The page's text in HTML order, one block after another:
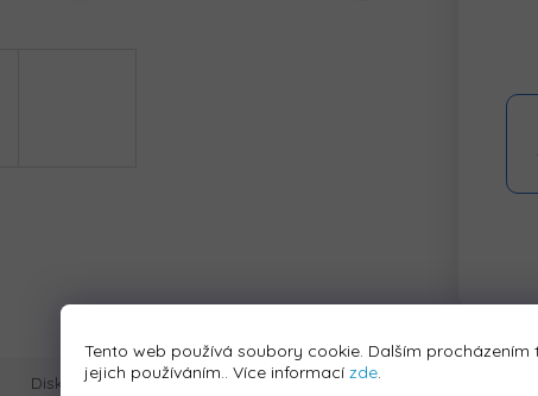
Tento web používá soubory cookie. Dalším
jejich používáním.. Více informací zde
Diskuze